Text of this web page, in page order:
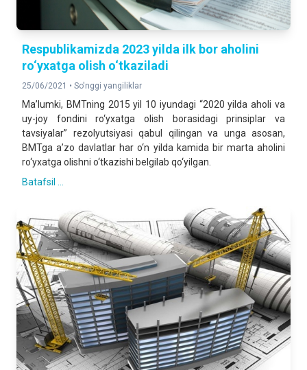
Respublikamizda 2023 yilda ilk bor aholini
ro‘yxatga olish o‘tkaziladi
25/06/2021 • So'nggi yangiliklar
Ma’lumki, BMTning 2015 yil 10 iyundagi “2020 yilda aholi va
uy-joy fondini ro‘yxatga olish borasidagi prinsiplar va
tavsiyalar” rezolyutsiyasi qabul qilingan va unga asosan,
BMTga a’zo davlatlar har o‘n yilda kamida bir marta aholini
ro‘yxatga olishni o‘tkazishi belgilab qo‘yilgan.
Batafsil ...